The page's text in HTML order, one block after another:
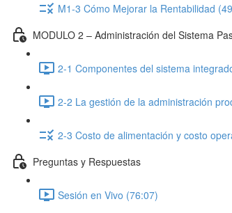
M1-3 Cómo Mejorar la Rentabilidad
MODULO 2 – Administración del Sistema
2-1 Componentes del sistema
2-2 La gestión de la administración
2-3 Costo de alimentación y costo
Preguntas y Respuestas
Sesión en Vivo (76:07)